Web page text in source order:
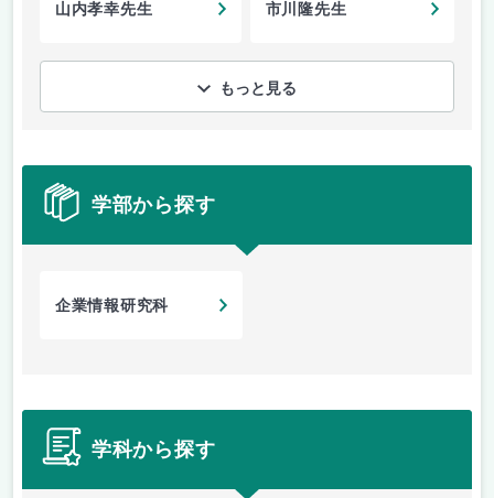
山内孝幸先生 市川隆先生
もっと見る
学部から探す
企業情報研究科
学科から探す